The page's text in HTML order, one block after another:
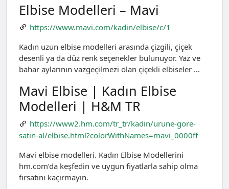
Elbise Modelleri – Mavi
https://www.mavi.com/kadin/elbise/c/1
Kadın uzun elbise modelleri arasında çizgili, çiçek
desenli ya da düz renk seçenekler bulunuyor. Yaz ve
bahar aylarının vazgeçilmezi olan çiçekli elbiseler …
Mavi Elbise | Kadın Elbise
Modelleri | H&M TR
https://www2.hm.com/tr_tr/kadin/urune-gore-
satin-al/elbise.html?colorWithNames=mavi_0000ff
Mavi elbi̇se modelleri̇. Kadın Elbise Modellerini
hm.com’da keşfedin ve uygun fiyatlarla sahip olma
fırsatını kaçırmayın.